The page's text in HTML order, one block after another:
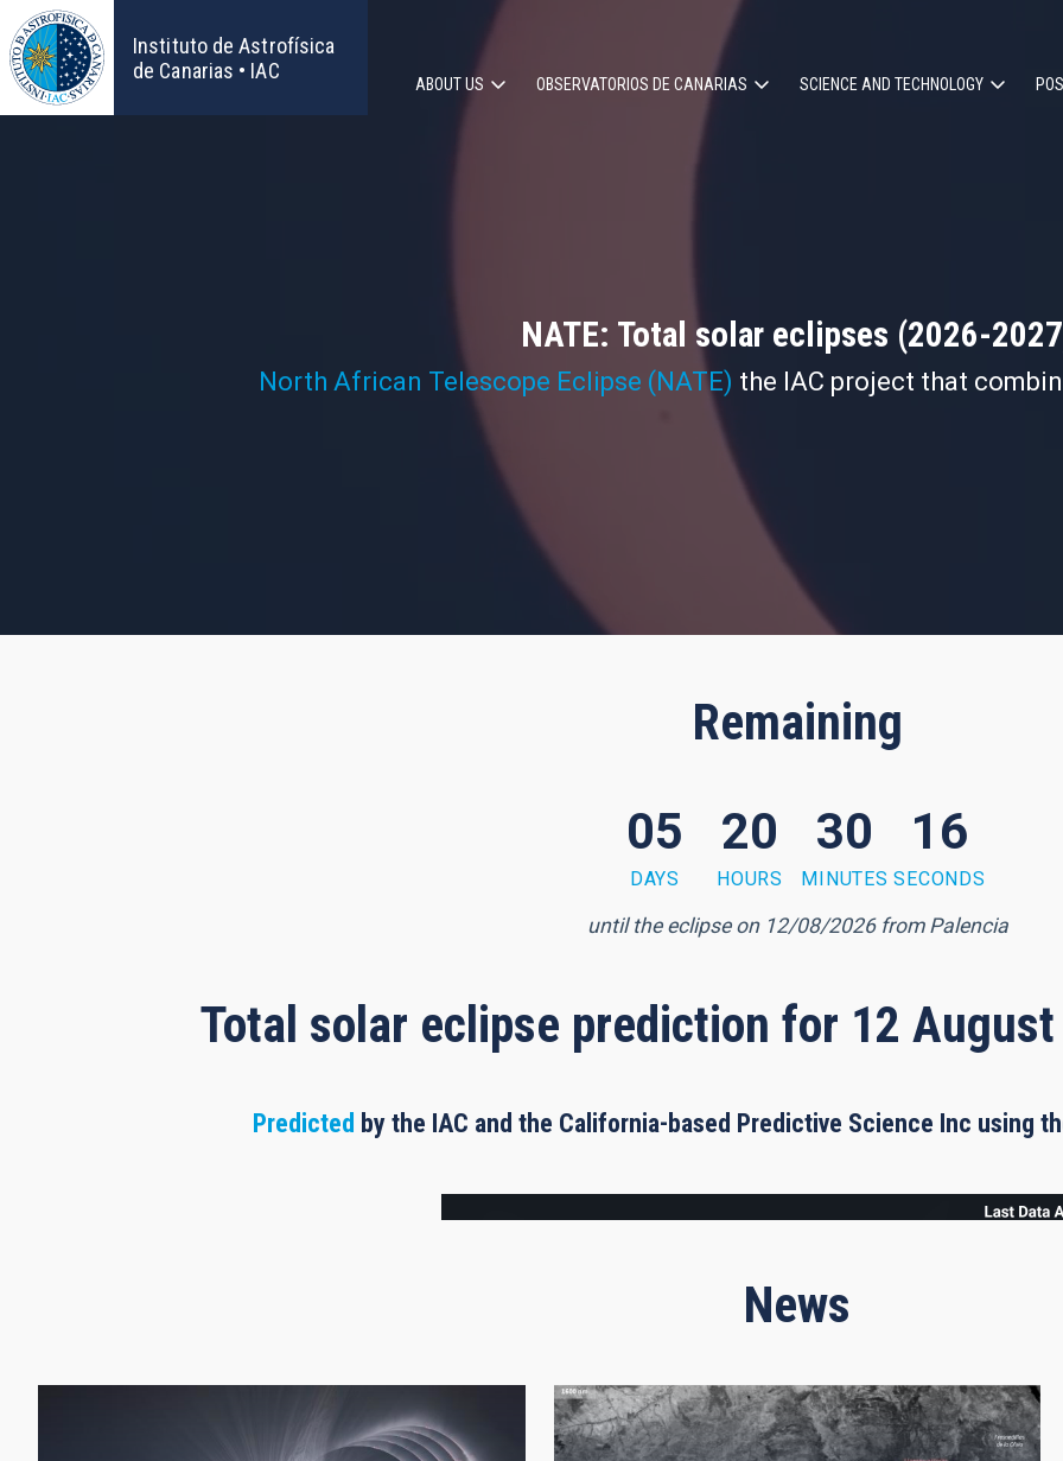
Skip
to
main
content
Instituto de Astrofísica
de Canarias • IAC
Main
ABOUT US OBSERVATORIOS DE CANARIAS SCIENCE AND TECHNOLOGY
NATE: Total solar eclipses (2026-
North African Telescope Eclipse (NATE) the IAC project that
Remaining
05
DAYS
20
HOURS
30
MINUTES
14
SECONDS
until the eclipse on 12/08/2026 from Palencia
Total solar eclipse prediction for 12
Predicted by the IAC and the California-based Predictive Science Inc using
News